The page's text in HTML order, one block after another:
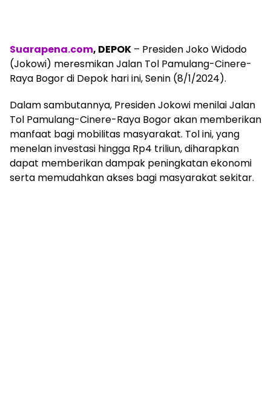
Suarapena.com, DEPOK – Presiden Joko Widodo
(Jokowi) meresmikan Jalan Tol Pamulang-Cinere-
Raya Bogor di Depok hari ini, Senin (8/1/2024).
Dalam sambutannya, Presiden Jokowi menilai Jalan
Tol Pamulang-Cinere-Raya Bogor akan memberikan
manfaat bagi mobilitas masyarakat. Tol ini, yang
menelan investasi hingga Rp4 triliun, diharapkan
dapat memberikan dampak peningkatan ekonomi
serta memudahkan akses bagi masyarakat sekitar.